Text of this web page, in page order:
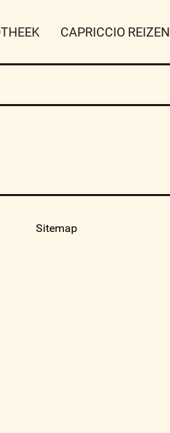
CAPRICCIO REIZEN
Sitemap